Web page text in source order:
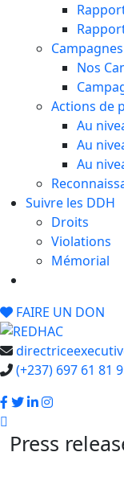
Campagnes
Nos
Actions de
Au
Au
Au
Suivre les DDH
Droits
Violations
Mémorial
FAIRE UN DON
(+237) 697 61 81
Press